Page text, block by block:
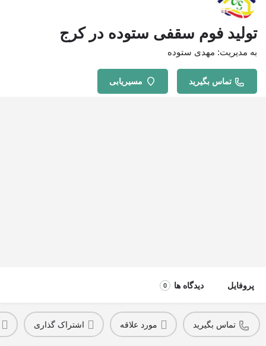
تولید فوم سقفی ستوده در کرج
به مدیریت: مهدی ستوده
تماس بگیرید مسیریابی
پروفایل دیدگاه ها 0
تماس بگیرید مورد علاقه اشتراک گذاری